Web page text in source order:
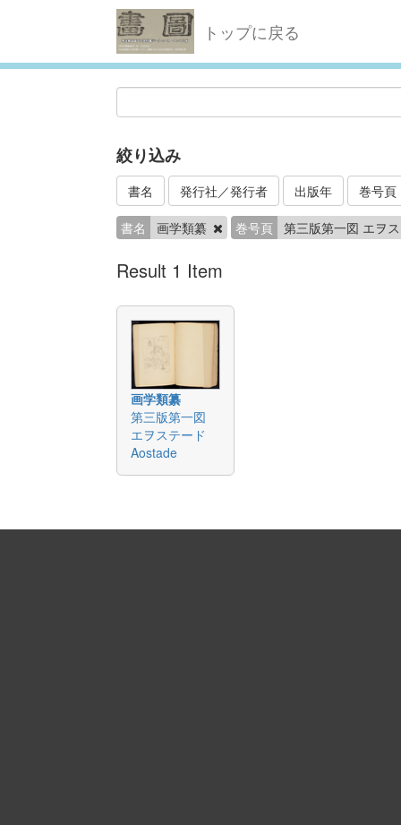
トップに戻る
絞り込み
書名 発行社／発行者 出版年 巻号頁
書名 画学類纂 巻号頁 第三版第一図 エヲ
Result 1 Item
画学類纂
第三版第一図
エヲステード
Aostade